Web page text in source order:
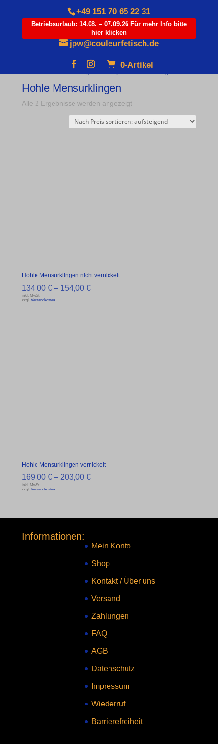
+49 151 70 65 22 31
Betriebsurlaub: 14.08. – 07.09.26 Für mehr Info bitte
hier klicken
jpw@couleurfetisch.de
0-Artikel
Products
Hohle Mensurklingen
Alle 2 Ergebnisse werden angezeigtNach
sortiert:
Hohle Mensurklingen nicht vernickelt
134,00 €– 154,00 €
inkl. MwSt.
zzgl. Versandkosten
Hohle Mensurklingen vernickelt
169,00 €– 203,00 €
inkl. MwSt.
zzgl. Versandkosten
Informationen:
Mein Konto
Shop
Kontakt/ Über uns
Versand
Zahlungen
FAQ
AGB
Datenschutz
Impressum
Wiederruf
Barrierefreiheit